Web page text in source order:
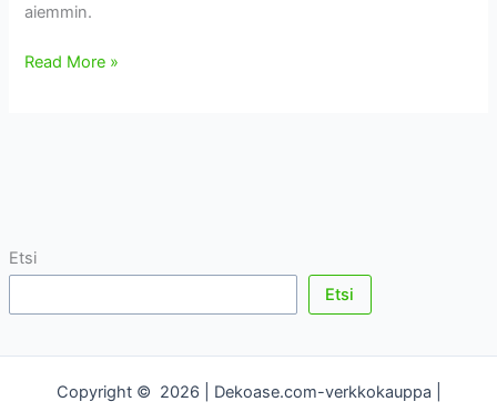
Etsi
Etsi
aiemmin.
Verkkokaupan
Read More »
Copyright © 2026 | Dekoase.com-verkkokauppa |